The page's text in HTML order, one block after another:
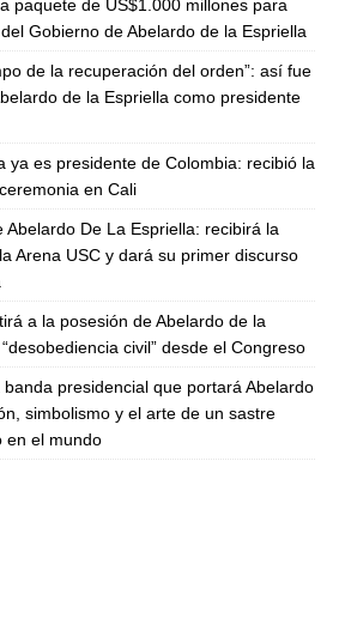
paquete de US$1.000 millones para
Gobierno de Abelardo de la Espriella
de la recuperación del orden”: así fue
de la Espriella como presidente
ya es presidente de Colombia: recibió la
en Cali
De La Espriella: recibirá la
Arena USC y dará su primer discurso
a la posesión de Abelardo de la
civil” desde el Congreso
presidencial que portará Abelardo
simbolismo y el arte de un sastre
en el mundo